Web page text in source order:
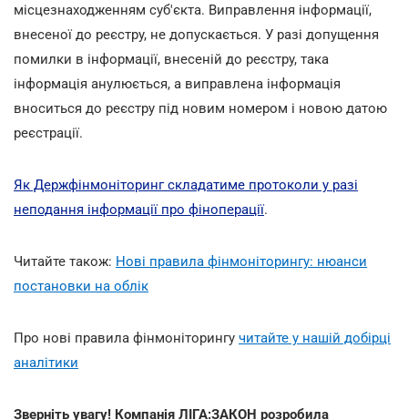
місцезнаходженням суб'єкта. Виправлення інформації,
внесеної до реєстру, не допускається. У разі допущення
помилки в інформації, внесеній до реєстру, така
інформація анулюється, а виправлена інформація
вноситься до реєстру під новим номером і новою датою
реєстрації.
Як Держфінмоніторинг складатиме протоколи у разі
неподання інформації про фіноперації.
Читайте також: Нові правила фінмоніторингу: нюанси
постановки на облік
Про нові правила фінмоніторингу читайте у нашій добірці
аналітики
Зверніть увагу! Компанія ЛІГА:ЗАКОН розробила